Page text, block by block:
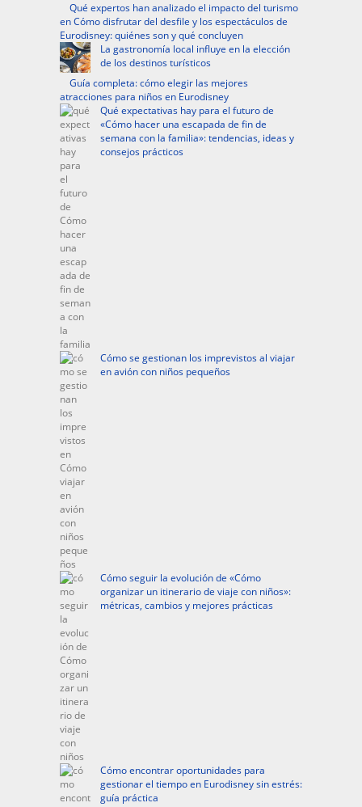
Qué expertos han analizado el impacto del turismo
en Cómo disfrutar del desfile y los espectáculos de
Eurodisney: quiénes son y qué concluyen
La gastronomía local influye en la elección
de los destinos turísticos
Guía completa: cómo elegir las mejores
atracciones para niños en Eurodisney
Qué expectativas hay para el futuro de
«Cómo hacer una escapada de fin de
semana con la familia»: tendencias, ideas y
consejos prácticos
Cómo se gestionan los imprevistos al viajar
en avión con niños pequeños
Cómo seguir la evolución de «Cómo
organizar un itinerario de viaje con niños»:
métricas, cambios y mejores prácticas
Cómo encontrar oportunidades para
gestionar el tiempo en Eurodisney sin estrés:
guía práctica